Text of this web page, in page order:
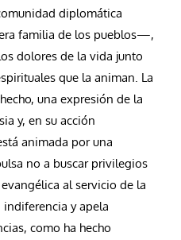
diplomática
familia de los pueblos—,
dolores de la vida junto
que la animan. La
una expresión de la
y, en su acción
animada por una
no a buscar privilegios
al servicio de la
indiferencia y apela
como ha hecho